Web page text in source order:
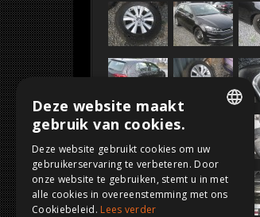
FRENCH
ENGLISH
Deze website maakt
gebruik van cookies.
Deze website gebruikt cookies om uw
gebruikerservaring te verbeteren. Door
onze website te gebruiken, stemt u in met
alle cookies in overeenstemming met ons
Cookiebeleid. Lees verder